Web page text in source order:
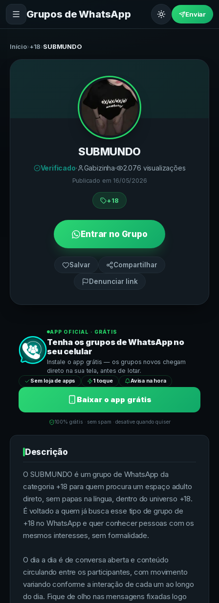
Grupos de WhatsApp Enviar
Início›+18›SUBMUNDO
SUBMUNDO
Verificado· Gabizinha· 2.076 visualizações
Publicado em 16/05/2026
+18
Entrar no Grupo
Salvar Compartilhar
Denunciar link
APP OFICIAL · GRÁTIS
Tenha os grupos deWhatsAppno
seu celular
Instale o app grátis — os grupos novos chegam
direto na sua tela, antes de lotar.
Sem loja de apps 1 toque Avisa na hora
Baixar o app grátis
100% grátis · sem spam · desative quando quiser
Descrição
O SUBMUNDO é um grupo de WhatsApp da
categoria +18 para quem procura um espaço adulto
direto, sem papas na língua, dentro do universo +18.
É voltado a quem já busca esse tipo de grupo de
+18 no WhatsApp e quer conhecer pessoas com os
mesmos interesses, sem formalidade.
O dia a dia é de conversa aberta e conteúdo
circulando entre os participantes, com movimento
variando conforme a interação de cada um ao longo
do dia. Fique de olho nas mensagens fixadas logo